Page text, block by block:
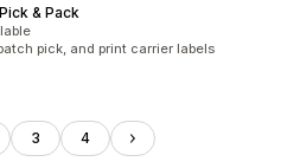
& Pack
pick, and print carrier labels
3 4